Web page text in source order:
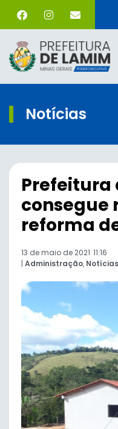
Notícias
Prefeitura
consegue
reforma
13 de maio de 2021 11:16
| Administração, Notícias